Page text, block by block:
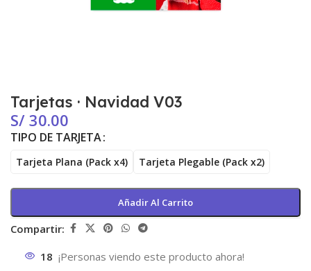
Tarjetas · Navidad V03
S/ 30.00
TIPO DE TARJETA
Tarjeta Plana (Pack x4) Tarjeta Plegable (Pack x2)
Añadir Al Carrito
Compartir:
18 ¡Personas viendo este producto ahora!